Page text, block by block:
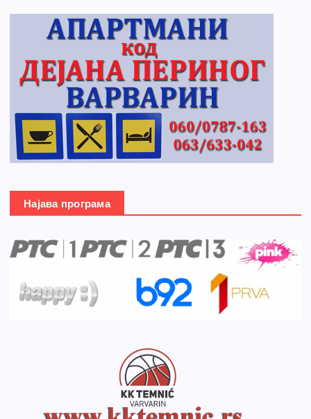
Најава програма